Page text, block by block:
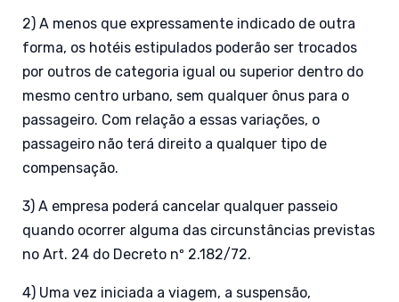
2) A menos que expressamente indicado de outra
forma, os hotéis estipulados poderão ser trocados
por outros de categoria igual ou superior dentro do
mesmo centro urbano, sem qualquer ônus para o
passageiro. Com relação a essas variações, o
passageiro não terá direito a qualquer tipo de
compensação.
3) A empresa poderá cancelar qualquer passeio
quando ocorrer alguma das circunstâncias previstas
no Art. 24 do Decreto nº 2.182/72.
4) Uma vez iniciada a viagem, a suspensão,